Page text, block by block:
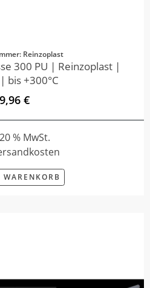
Reinzoplast
300 PU | Reinzoplast |
bis +300°C
9,96 €
% MwSt.